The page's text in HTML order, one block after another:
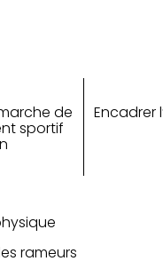
de
sportif
Encadrer
rameurs